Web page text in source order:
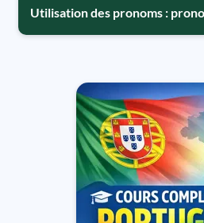
Utilisation des pronoms :